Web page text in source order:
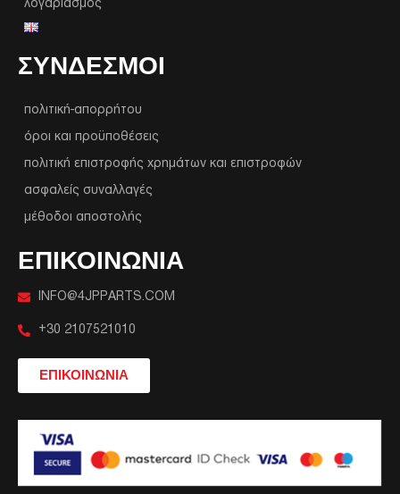
λογαριασμός
ΣΥΝΔΕΣΜΟΙ
πολιτική-απορρήτου
όροι και προϋποθέσεις
πολιτική επιστροφής χρημάτων και επιστροφών
ασφαλείς συναλλαγές
μέθοδοι αποστολής
ΕΠΙΚΟΙΝΩΝΙΑ
INFO@4JPPARTS.COM
+30 2107521010
ΕΠΙΚΟΙΝΩΝΙΑ